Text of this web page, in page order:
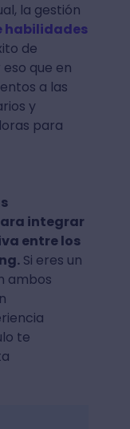
la gestión
habilidades
de
que en
a las
y
para
integrar
entre los
Si eres un
ambos
te